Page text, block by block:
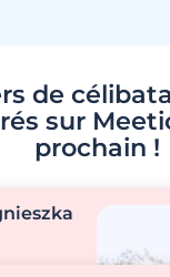
Puteaux
de
sur
prochain !